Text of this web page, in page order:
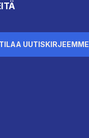
TILAA UUTISKIRJEEMME